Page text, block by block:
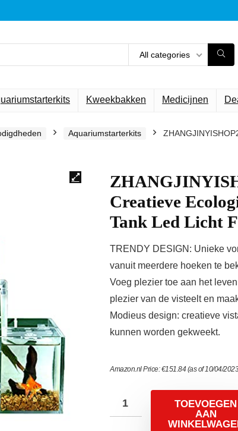
All categories
Kweekbakken Medicijnen
Aquariumstarterkits
Creatieve
Tank Led Licht
TRENDY DESIGN: Unieke
vanuit meerdere hoeken te
Voeg plezier toe aan het
plezier van de visteelt en
Modieus design: creatieve
kunnen worden gekweekt.
Amazon.nl Price:€151.84(as of 10/04/
TOEVOEGEN
AAN